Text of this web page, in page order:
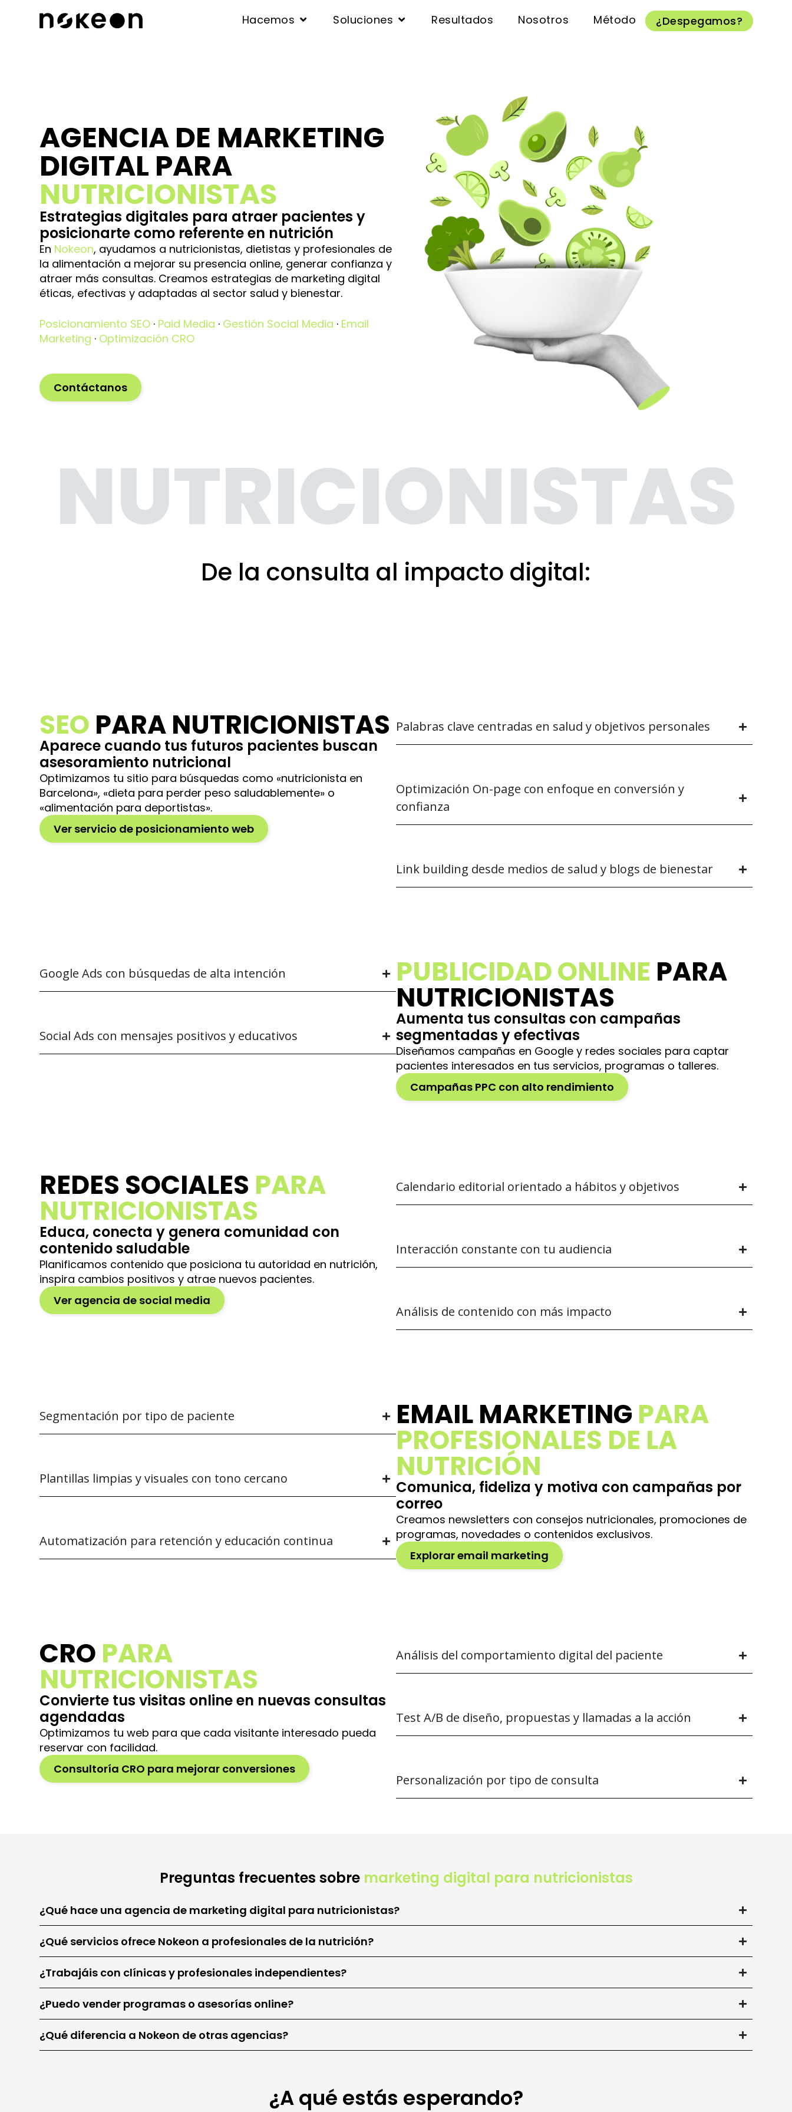
Hacemos Soluciones Resultados Nosotros Método ¿Despegamos?
AGENCIA DE MARKETING
DIGITAL PARA
NUTRICIONISTAS
Estrategias digitales para atraer pacientes y
posicionarte como referente en nutrición
En Nokeon, ayudamos a nutricionistas, dietistas y profesionales de
la alimentación a mejorar su presencia online, generar confianza y
atraer más consultas. Creamos estrategias de marketing digital
éticas, efectivas y adaptadas al sector salud y bienestar.
Posicionamiento SEO · Paid Media · Gestión Social Media · Email
Marketing · Optimización CRO
Contáctanos
NUTRICIONISTAS
De la consulta al impacto digital:
marketing pensado para expertos en
SEO PARA NUTRICIONISTAS
Aparece cuando tus futuros pacientes buscan
asesoramiento nutricional
Optimizamos tu sitio para búsquedas como «nutricionista en
Barcelona», «dieta para perder peso saludablemente» o
«alimentación para deportistas».
Ver servicio de posicionamiento web
Palabras clave centradas en salud y objetivos personales
Optimización On-page con enfoque en conversión y
confianza
Link building desde medios de salud y blogs de bienestar
Google Ads con búsquedas de alta intención
Social Ads con mensajes positivos y educativos
PUBLICIDAD ONLINE PARA
NUTRICIONISTAS
Aumenta tus consultas con campañas
segmentadas y efectivas
Diseñamos campañas en Google y redes sociales para captar
pacientes interesados en tus servicios, programas o talleres.
Campañas PPC con alto rendimiento
REDES SOCIALES PARA
NUTRICIONISTAS
Educa, conecta y genera comunidad con
contenido saludable
Planificamos contenido que posiciona tu autoridad en nutrición,
inspira cambios positivos y atrae nuevos pacientes.
Ver agencia de social media
Calendario editorial orientado a hábitos y objetivos
Interacción constante con tu audiencia
Análisis de contenido con más impacto
Segmentación por tipo de paciente
Plantillas limpias y visuales con tono cercano
Automatización para retención y educación continua
EMAIL MARKETING PARA
PROFESIONALES DE LA
NUTRICIÓN
Comunica, fideliza y motiva con campañas por
correo
Creamos newsletters con consejos nutricionales, promociones de
programas, novedades o contenidos exclusivos.
Explorar email marketing
CRO PARA
NUTRICIONISTAS
Convierte tus visitas online en nuevas consultas
agendadas
Optimizamos tu web para que cada visitante interesado pueda
reservar con facilidad.
Consultoría CRO para mejorar conversiones
Análisis del comportamiento digital del paciente
Test A/B de diseño, propuestas y llamadas a la acción
Personalización por tipo de consulta
Preguntas frecuentes sobre marketing digital para nutricionistas
¿Qué hace una agencia de marketing digital para nutricionistas?
¿Qué servicios ofrece Nokeon a profesionales de la nutrición?
¿Trabajáis con clínicas y profesionales independientes?
¿Puedo vender programas o asesorías online?
¿Qué diferencia a Nokeon de otras agencias?
¿A qué estás esperando?